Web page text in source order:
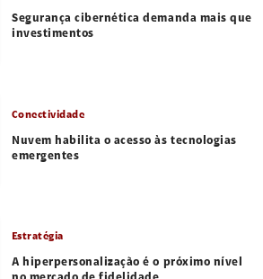
Segurança cibernética demanda mais que
investimentos
Conectividade
Nuvem habilita o acesso às tecnologias
emergentes
Estratégia
A hiperpersonalização é o próximo nível